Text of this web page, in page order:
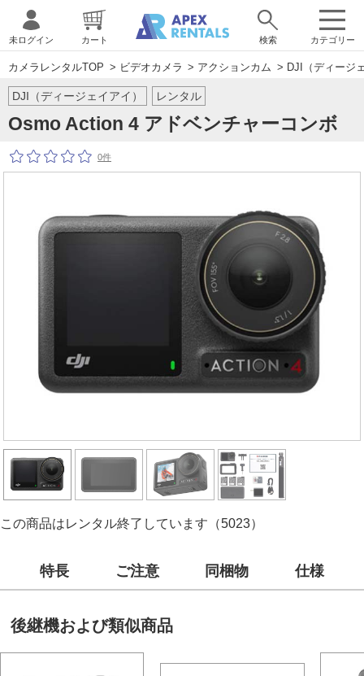
カテゴリー
未ログイン カート 検索
カメラレンタルTOP > ビデオカメラ > アクションカム > DJI（ディージ
DJI（ディージェイアイ）
Osmo Action 4 アドベンチャーコンボ
レンタル
0件
この商品はレンタル終了しています（5023）
特長 ご注意 同梱物 仕様
後継機および類似商品